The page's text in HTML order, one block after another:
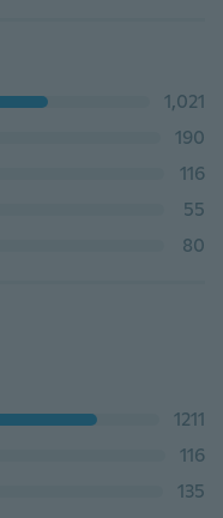
1,021
190
116
55
80
1211
116
135